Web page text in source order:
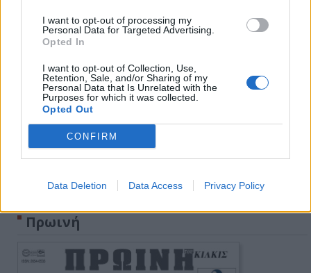
I want to opt-out of processing my
Personal Data for Targeted Advertising.
Opted In
I want to opt-out of Collection, Use,
Retention, Sale, and/or Sharing of my
Personal Data that Is Unrelated with the
Purposes for which it was collected.
Opted Out
CONFIRM
Data Deletion Data Access Privacy Policy
Πρωινή